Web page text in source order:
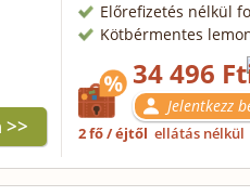
>>
Előrefizetés nélkül
Kötbérmentes
34 496 Ft
Jelentkezz
2 fő / éjtől ellátás nélkül